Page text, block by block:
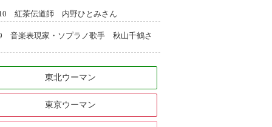
紅茶伝道師 内野ひとみさん
音楽表現家・ソプラノ歌手 秋山千鶴さ
東北ウーマン
東京ウーマン